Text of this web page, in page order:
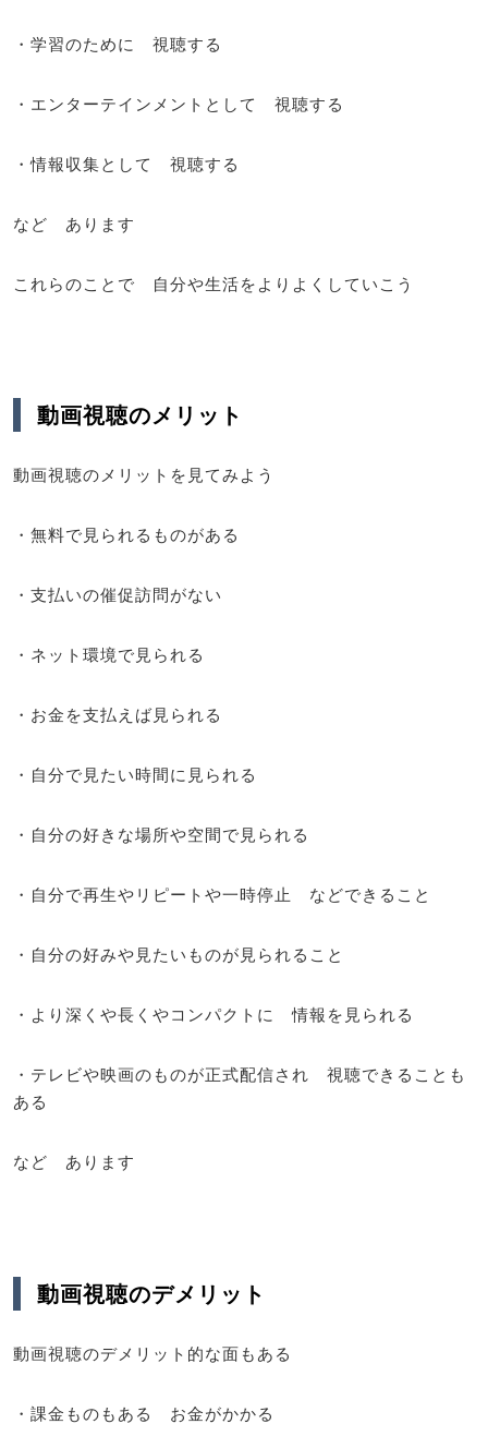
・学習のために 視聴する
・エンターテインメントとして 視聴する
・情報収集として 視聴する
など あります
これらのことで 自分や生活をよりよくしていこう
動画視聴のメリット
動画視聴のメリットを見てみよう
・無料で見られるものがある
・支払いの催促訪問がない
・ネット環境で見られる
・お金を支払えば見られる
・自分で見たい時間に見られる
・自分の好きな場所や空間で見られる
・自分で再生やリピートや一時停止 などできること
・自分の好みや見たいものが見られること
・より深くや長くやコンパクトに 情報を見られる
・テレビや映画のものが正式配信され 視聴できることも
ある
など あります
動画視聴のデメリット
動画視聴のデメリット的な面もある
・課金ものもある お金がかかる